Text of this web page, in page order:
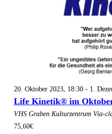
20. Oktober 2023, 18:30- 1.
Life Kinetik® im
VHS Graben Kulturzentrum Via-
75,60€